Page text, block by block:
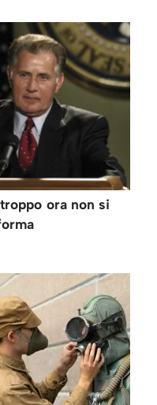
ora non si